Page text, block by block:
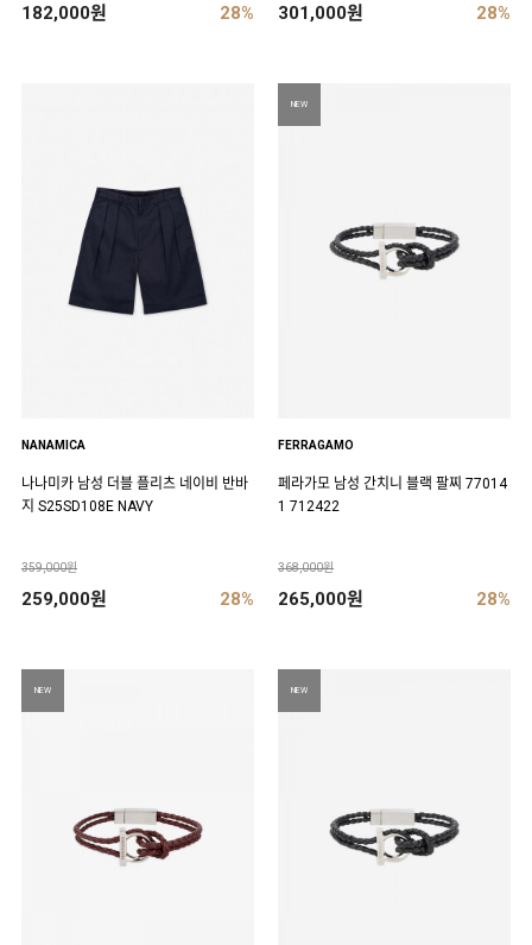
182,000원 28% 301,000원 28%
NANAMICA
나나미카 남성 더블 플리츠 네이비 반바
지 S25SD108E NAVY
359,000원
259,000원 28%
NEW
FERRAGAMO
페라가모 남성 간치니 블랙 팔찌 77014
1 712422
368,000원
265,000원 28%
NEW NEW